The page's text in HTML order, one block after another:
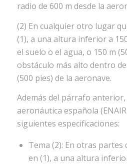
radio de 600 m desde la
(2) En cualquier otro lugar
(1), a una altura inferior a
el suelo o el agua, o 150 m
obstáculo más alto dentro
(500 pies) de la aeronave.
Además del párrafo
aeronáutica española
siguientes especificaciones:
Tema (2): En otras partes
en (1), a una altura